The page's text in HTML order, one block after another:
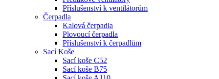
Příslušenství k ventilátorům
Čerpadla
Kalová čerpadla
Plovoucí čerpadla
Příslušenství k čerpadlům
Sací Koše
Sací koše C52
Sací koše B75